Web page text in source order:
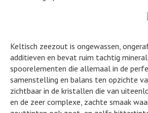
Keltisch zeezout is ongewassen,
additieven en bevat ruim tachtig
spoorelementen die allemaal in de
samenstelling en balans ten opzichte
zichtbaar in de kristallen die van
en de zeer complexe, zachte smaak